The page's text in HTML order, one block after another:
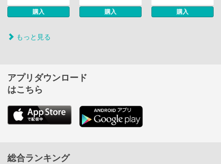
購入 購入 購入
もっと見る
アプリダウンロード
はこちら
総合ランキング